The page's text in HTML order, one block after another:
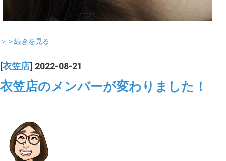
＞＞続きを見る
衣笠店 ] 2022-08-21
衣笠店のメンバーが変わりました！